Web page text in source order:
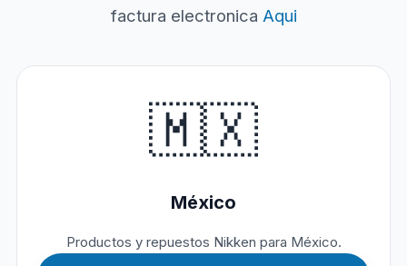
factura electronica Aqui
🇲🇽
México
Productos y repuestos Nikken para México.